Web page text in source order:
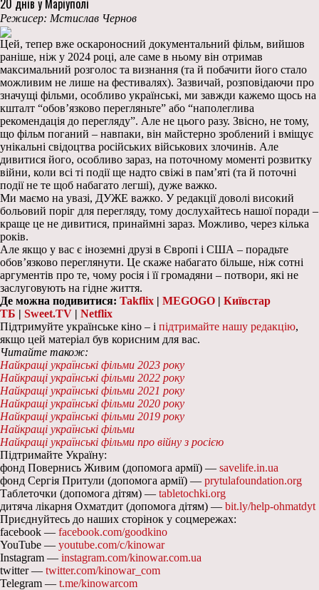
Режисер: Мстислав Чернов
Цей, тепер вже оскароносний документальний фільм, вийшов
раніше, ніж у 2024 році, але саме в ньому він отримав
максимальний розголос та визнання (та й побачити його стало
можливим не лише на фестивалях). Зазвичай, розповідаючи про
значущі фільми, особливо українські, ми завжди кажемо щось на
кшталт “обов’язково перегляньте” або “наполеглива
рекомендація до перегляду”. Але не цього разу. Звісно, не тому,
що фільм поганий – навпаки, він майстерно зроблений і вміщує
унікальні свідоцтва російських військових злочинів. Але
дивитися його, особливо зараз, на поточному моменті розвитку
війни, коли всі ті події ще надто свіжі в пам’яті (та й поточні
події не те щоб набагато легші), дуже важко.
Ми маємо на увазі, ДУЖЕ важко. У редакції доволі високий
больовий поріг для перегляду, тому дослухайтесь нашої поради –
краще це не дивитися, принаймні зараз. Можливо, через кілька
років.
Але якщо у вас є іноземні друзі в Європі і США – порадьте
обов’язково переглянути. Це скаже набагато більше, ніж сотні
аргументів про те, чому росія і її громадяни – потвори, які не
заслуговують на гідне життя.
Де можна подивитися: Takflix | MEGOGO | Київстар
ТБ | Sweet.TV | Netflix
Підтримуйте українське кіно – і підтримайте нашу редакцію,
якщо цей матеріал був корисним для вас.
Читайте також:
Найкращі українські фільми 2023 року
Найкращі українські фільми 2022 року
Найкращі українські фільми 2021 року
Найкращі українські фільми 2020 року
Найкращі українські фільми 2019 року
Найкращі українські фільми
Найкращі українські фільми про війну з росією
Підтримайте Україну:
фонд Повернись Живим (допомога армії) — savelife.in.ua
фонд Сергія Притули (допомога армії) — prytulafoundation.org
Таблеточки (допомога дітям) — tabletochki.org
дитяча лікарня Охматдит (допомога дітям) — bit.ly/help-ohmatdyt
Приєднуйтесь до наших сторінок у соцмережах:
facebook — facebook.com/goodkino
YouTube — youtube.com/c/kinowar
Instagram — instagram.com/kinowar.com.ua
twitter — twitter.com/kinowar_com
Telegram — t.me/kinowarcom